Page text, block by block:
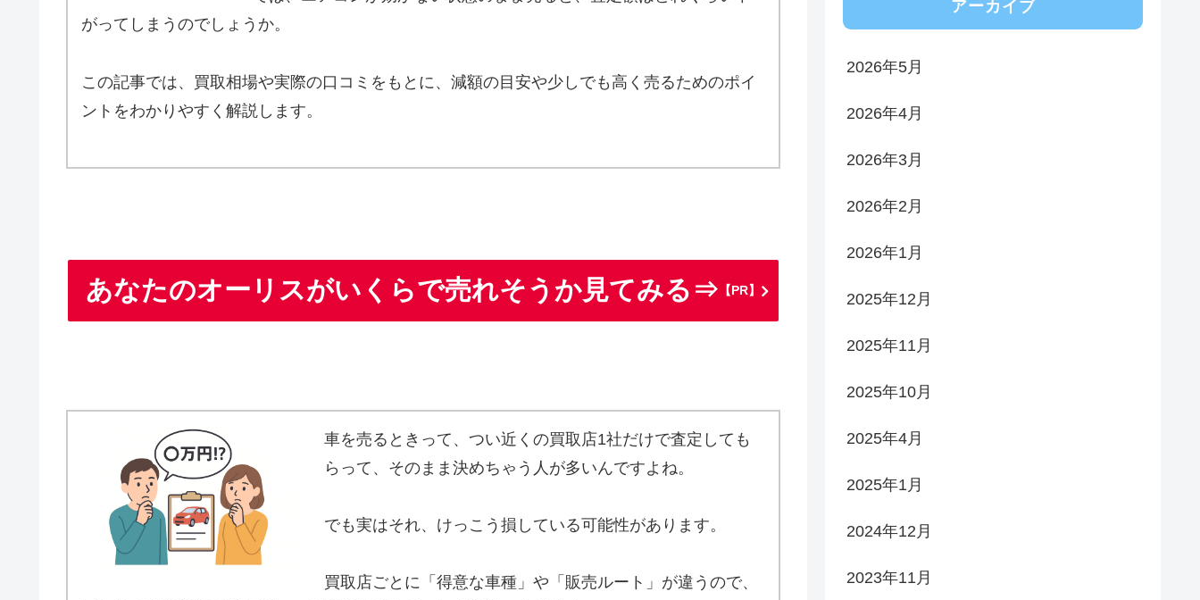
がってしまうのでしょうか。
この記事では、買取相場や実際の口コミをもとに、減額の目安や少しでも高く売るためのポイ
ントをわかりやすく解説します。
あなたのオーリスがいくらで売れそうか見てみる⇒ 【PR】
車を売るときって、つい近くの買取店1社だけで査定しても
らって、そのまま決めちゃう人が多いんですよね。
でも実はそれ、けっこう損している可能性があります。
買取店ごとに「得意な車種」や「販売ルート」が違うので、
アーカイブ
2026年5月
2026年4月
2026年3月
2026年2月
2026年1月
2025年12月
2025年11月
2025年10月
2025年4月
2025年1月
2024年12月
2023年11月